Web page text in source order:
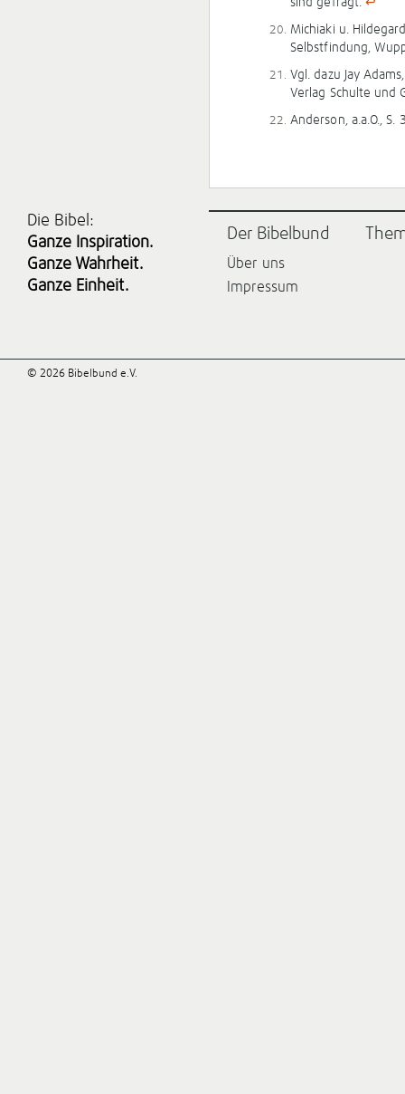
sind gefragt. ↩
Michiaki u.
Selbstfindung,
Vgl. dazu Jay
Verlag Schulte und
Anderson, a.a.O., S.
Die Bibel:
Ganze Inspiration.
Ganze Wahrheit.
Ganze Einheit.
Der Bibelbund
Über uns
Impressum
© 2026 Bibelbund e.V.